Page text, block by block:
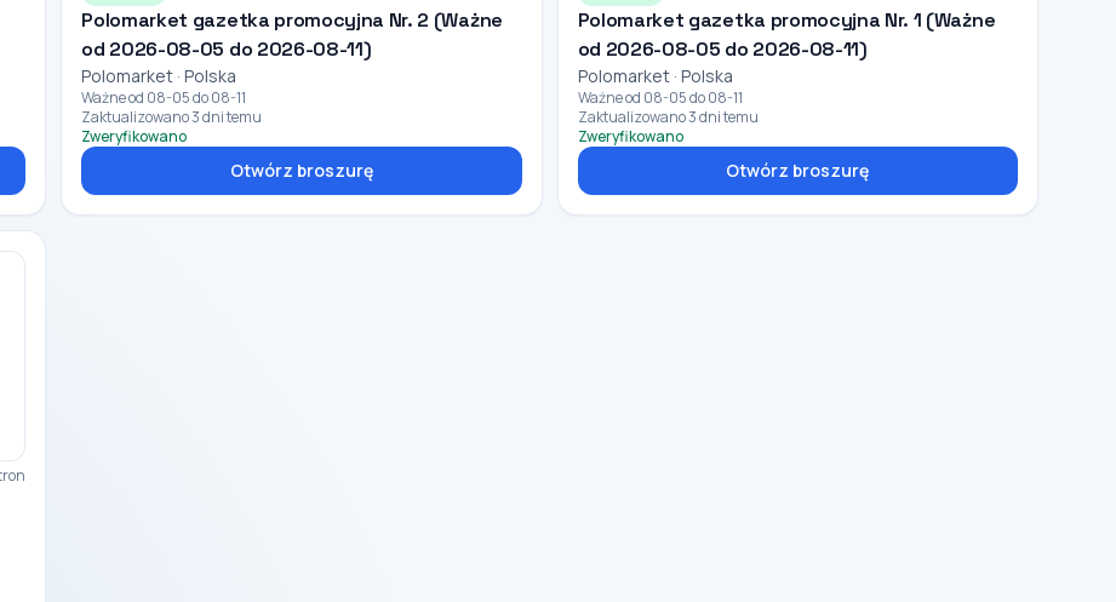
Polomarket gazetka promocyjna Nr. 2 (Ważne
od 2026-08-05 do 2026-08-11)
Polomarket · Polska
Ważne od 08-05 do 08-11
Zaktualizowano 3 dni temu
Zweryfikowano
Otwórz broszurę
Polomarket gazetka promocyjna Nr. 1 (Ważne
od 2026-08-05 do 2026-08-11)
Polomarket · Polska
Ważne od 08-05 do 08-11
Zaktualizowano 3 dni temu
Zweryfikowano
Otwórz broszurę